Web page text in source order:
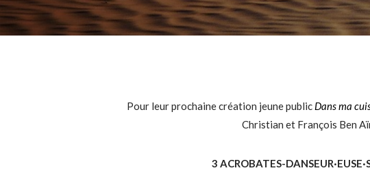
Pour leur prochaine création jeune public Dans ma
Christian et François Ben
3 ACROBATES-DANSEUR·EUSE·